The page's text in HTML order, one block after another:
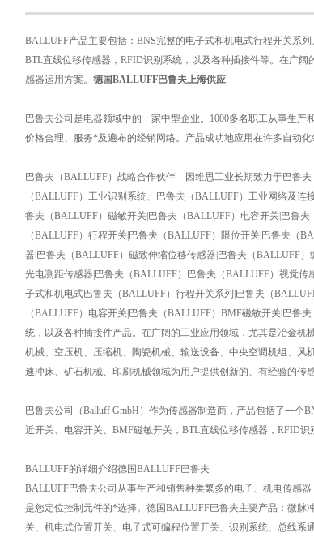
1 2
BALLUFF产品主要包括：BNS完整的电子式和机电式行程开关系
BTL直线位移传感器，RFID识别系统，以及各种插接件等。在广
感器运用方案。 德国BALLUFF巴鲁夫上海供应
巴鲁夫公司是电器领域中的一家中型企业。1000多名职工从事生
价格合理、服务*及遍布的经销网络。产品成功地应用在许多自动化
巴鲁夫（BALLUFF）战略合作伙伴—因维思工业长期致力于巴鲁
（BALLUFF）工业识别系统、巴鲁夫（BALLUFF）工业网络及
鲁夫（BALLUFF）磁敏开关|巴鲁夫（BALLUFF）电容开关|巴鲁
（BALLUFF）行程开关|巴鲁夫（BALLUFF）限位开关|巴鲁夫（
器|巴鲁夫（BALLUFF）磁致伸缩位移传感器|巴鲁夫（BALLUFF
光电测距传感器|巴鲁夫（BALLUFF）巴鲁夫（BALLUFF）视觉
子式和机电式巴鲁夫（BALLUFF）行程开关系列|巴鲁夫（
（BALLUFF）电容开关|巴鲁夫（BALLUFF）BMF磁敏开关|巴鲁
统，以及各种插接件产品。在广阔的工业应用领域，尤其是冶金
机械、空压机、压缩机、陶瓷机械、输送设备、中央空调机组、
速冲床、矿石机械、印刷机械领域为用户提供创新的、有经验的传
巴鲁夫公司（Balluff GmbH）作为传感器制造商，产品包括了一个
近开关、电容开关、BMF磁敏开关，BTL直线位移传感器，RFID识
BALLUFF的详细介绍德国BALLUFF巴鲁夫
BALLUFF巴鲁夫公司从事生产和销售种类繁多的电子、机电传感
是您定位控制元件的*选择。德国BALLUFF巴鲁夫主要产品：微
关、机电式位置开关、电子式可编程位置开关、识别系统、总线系